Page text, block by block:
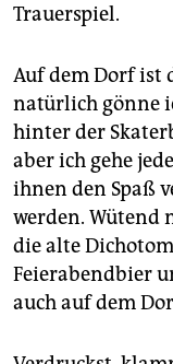
Trauerspiel.
Auf dem Dorf ist
natürlich gönne
hinter der
aber ich gehe
ihnen den Spaß
werden. Wütend
die alte
Feierabendbier
auch auf dem